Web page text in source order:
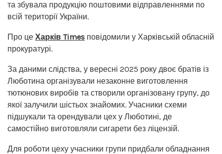
та збувала продукцію поштовими відправленнями по
всій території України.
Про це Харків Times повідомили у Харківській обласній
прокуратурі.
За даними слідства, у вересні 2025 року двоє братів із
Люботина організували незаконне виготовлення
тютюнових виробів та створили організовану групу, до
якої залучили шістьох знайомих. Учасники схеми
підшукали та орендували цех у Люботині, де
самостійно виготовляли сигарети без ліцензій.
Для роботи цеху учасники групи придбали обладнання